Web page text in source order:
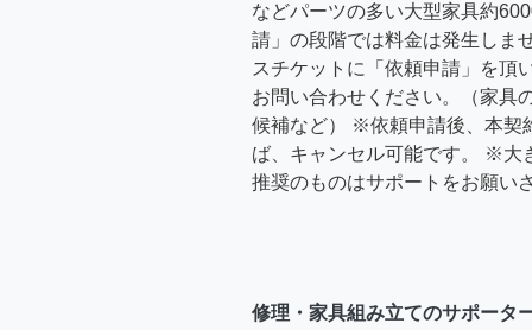
などパーツの多い大型家具約
請」の段階では料金は発生しま
スチケットに「依頼申請」を頂
お問い合わせください。（家具
候補など） ※依頼申請後、本契
ば、キャンセル可能です。 ※大
推奨のものはサポートをお願い
修理・家具組み立てのサポータ